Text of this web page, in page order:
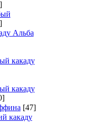
Альба
какаду
какаду
[47]
какаду